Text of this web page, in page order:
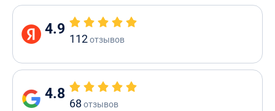
4.9
112отзывов
4.8
68 отзывов